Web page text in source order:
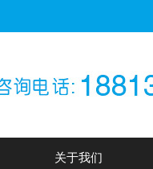
关于我们